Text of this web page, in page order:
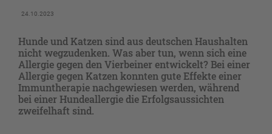
24.10.2023
Hunde und Katzen sind aus deutschen Haushalten
nicht wegzudenken. Was aber tun, wenn sich eine
Allergie gegen den Vierbeiner entwickelt? Bei einer
Allergie gegen Katzen konnten gute Effekte einer
Immuntherapie nachgewiesen werden, während
bei einer Hundeallergie die Erfolgsaussichten
zweifelhaft sind.